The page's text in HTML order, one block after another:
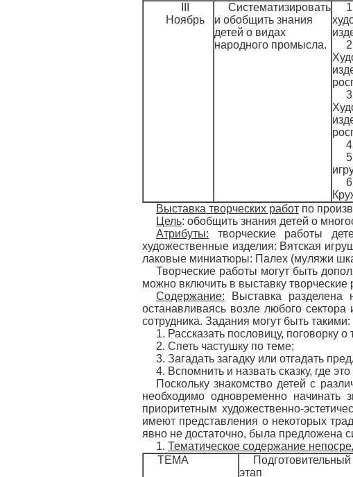
Ноябрь
Систематизировать
и обобщить знания
детей о видах
народного промысла.
Выставка творческих работ по
Цель: обобщить знания детей о
Атрибуты: творческие работы
художественные изделия: Вятская
лаковые миниатюры: Палех (муляжи
Творческие работы могут быть
можно включить в выставку творческие
Содержание: Выставка разделена
останавливаясь возле любого
сотрудника. Задания могут быть такими:
1. Рассказать пословицу, поговорку
2. Спеть частушку по теме;
3. Загадать загадку или отгадать
4. Вспомнить и назвать сказку, где
Поскольку знакомство детей с
необходимо одновременно начинать
приоритетным художественно-
имеют представления о некоторых
явно не достаточно, была предложена
1. Тематическое содержание
ТЕМА
Подготовительный
этап